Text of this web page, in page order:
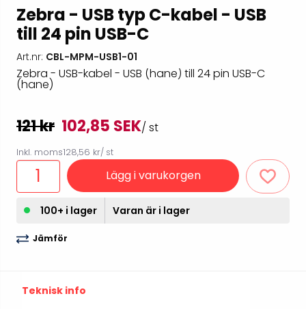
Zebra - USB typ C-kabel - USB
till 24 pin USB-C
Art.nr: CBL-MPM-USB1-01
Zebra - USB-kabel - USB (hane) till 24 pin USB-C
(hane)
121 kr 102,85 SEK/ st
Inkl. moms128,56 kr/ st
Lägg i varukorgen
100+ i lager Varan är i lager
Jämför
Teknisk info